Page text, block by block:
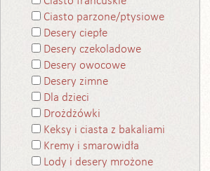
Ciasto parzone/ptysiowe
Desery ciepłe
Desery czekoladowe
Desery owocowe
Desery zimne
Dla dzieci
Drożdżówki
Keksy i ciasta z bakaliami
Kremy i smarowidła
Lody i desery mrożone